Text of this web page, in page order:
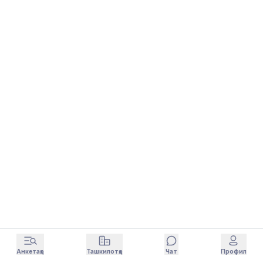
Анкетаҳо Ташкилотҳо Чат Профил